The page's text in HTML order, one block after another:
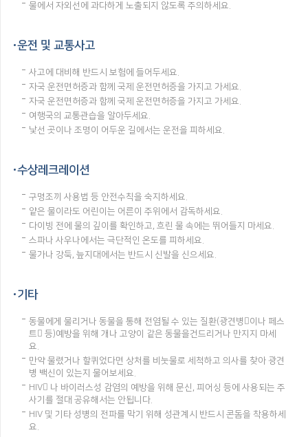
물에서 자외선에 과다하게 노출되지 않도록 주의하세요.
운전 및 교통사고
사고에 대비해 반드시 보험에 들어두세요.
자국 운전면허증과 함께 국제 운전면허증을 가지고 가세요.
자국 운전면허증과 함께 국제 운전면허증을 가지고 가세요.
여행국의 교통관습을 알아두세요.
낯선 곳이나 조명이 어두운 길에서는 운전을 피하세요.
수상레크레이션
구명조끼 사용법 등 안전수칙을 숙지하세요.
얕은 물이라도 어린이는 어른이 주위에서 감독하세요.
다이빙 전에 물의 깊이를 확인하고, 흐린 물 속에는 뛰어들지 마세요.
스파나 사우나에서는 극단적인 온도를 피하세요.
물가나 강둑, 늪지대에서는 반드시 신발을 신으세요.
기타
동물에게 물리거나 동물을 통해 전염될 수 있는 질환(광견병이나 페스
트 등)예방을 위해 개나 고양이 같은 동물을건드리거나 만지지 마세
요.
만약 물렸거나 할퀴었다면 상처를 비눗물로 세척하고 의사를 찾아 광견
병 백신이 있는지 물어보세요.
HIV 나 바이러스성 감염의 예방을 위해 문신, 피어싱 등에 사용되는 주
사기를 절대 공유해서는 안됩니다.
HIV 및 기타 성병의 전파를 막기 위해 성관계시 반드시 콘돔을 착용하세
요.